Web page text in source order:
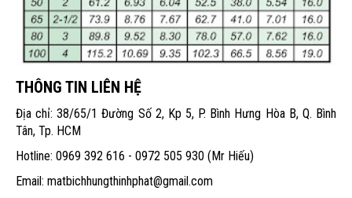
THÔNG TIN LIÊN HỆ
Địa chỉ: 38/65/1 Đường Số 2, Kp 5, P. Bình Hưng Hòa B, Q. Bình
Tân, Tp. HCM
Hotline: 0969 392 616 - 0972 505 930 (Mr Hiếu)
Email: matbichhungthinhphat@gmail.com